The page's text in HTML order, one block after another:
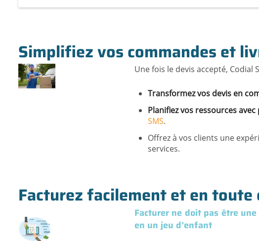
Simplifiez vos commandes et
Une fois le devis accepté, Codial
Transformez vos devis en
Planifiez vos ressources
SMS.
Offrez à vos clients une
services.
Facturez facilement et en
Facturer ne doit pas être
en un jeu d’enfant